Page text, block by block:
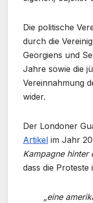
Die politische
durch die
Georgiens und
Jahre sowie die
Vereinnahmung
wider.
Der Londoner
Artikel im Jahr
Kampagne hinter
dass die
„eine